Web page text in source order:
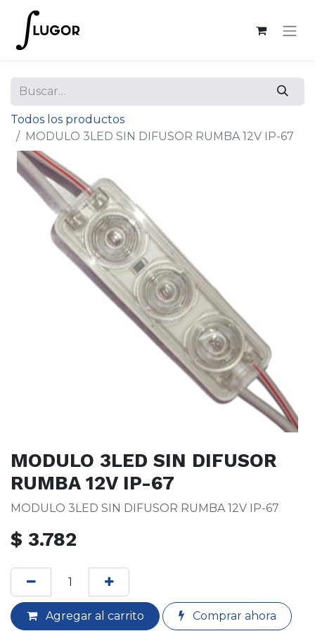
Todos los productos
MODULO 3LED SIN DIFUSOR RUMBA 12V IP-67
MODULO 3LED SIN DIFUSOR
RUMBA 12V IP-67
MODULO 3LED SIN DIFUSOR RUMBA 12V IP-67
$ 3.782
Agregar al carrito Comprar ahora